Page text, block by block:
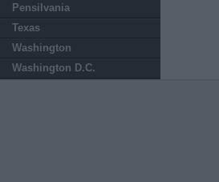
Pensilvania
Texas
Washington
Washington D.C.